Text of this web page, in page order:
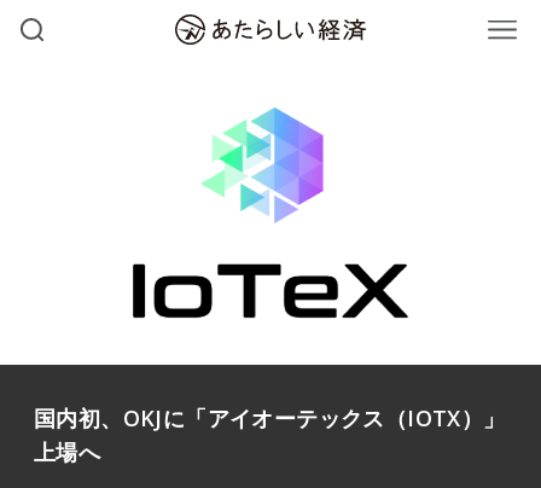
国内初、OKJに「アイオーテックス（IOTX）」
上場へ